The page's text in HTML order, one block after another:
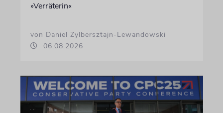
»Verräterin«
von Daniel Zylbersztajn-Lewandowski
06.08.2026